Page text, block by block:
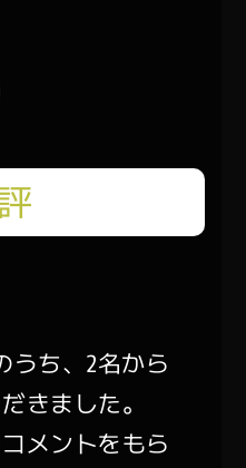
うち、2名から
きました。
メントをもら